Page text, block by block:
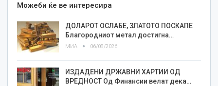
Можеби ќе ве интересира
ДОЛАРОТ ОСЛАБЕ, ЗЛАТОТО ПОСКАПЕ
Благородниот метал достигна…
МИА 06/08/2026
ИЗДАДЕНИ ДРЖАВНИ ХАРТИИ ОД
ВРЕДНОСТ Од Финансии велат дека…